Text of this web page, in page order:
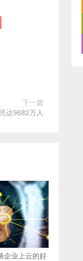
下一篇
达9682万人
企业上云的好